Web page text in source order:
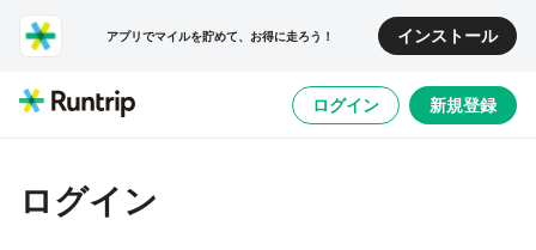
アプリでマイルを貯めて、お得に走ろう！ インストール
ログイン 新規登録
ログイン